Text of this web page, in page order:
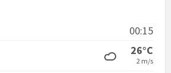
00:15
26°C
2 m/s